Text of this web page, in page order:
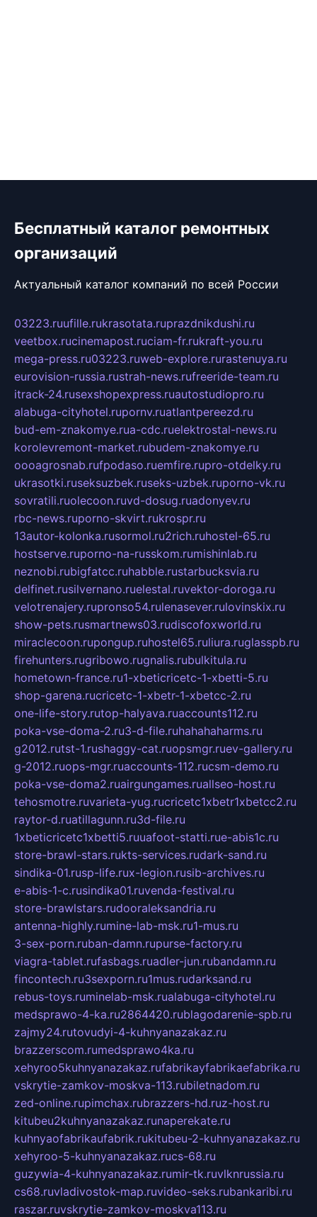
Бесплатный каталог ремонтных
организаций
Актуальный каталог компаний по всей России
03223.ruufille.rukrasotata.ruprazdnikdushi.ru
veetbox.rucinemapost.ruciam-fr.rukraft-you.ru
mega-press.ru03223.ruweb-explore.rurastenuya.ru
eurovision-russia.rustrah-news.rufreeride-team.ru
itrack-24.rusexshopexpress.ruautostudiopro.ru
alabuga-cityhotel.rupornv.ruatlantpereezd.ru
bud-em-znakomye.rua-cdc.ruelektrostal-news.ru
korolevremont-market.rubudem-znakomye.ru
oooagrosnab.rufpodaso.ruemfire.rupro-otdelky.ru
ukrasotki.ruseksuzbek.ruseks-uzbek.ruporno-vk.ru
sovratili.ruolecoon.ruvd-dosug.ruadonyev.ru
rbc-news.ruporno-skvirt.rukrospr.ru
13autor-kolonka.rusormol.ru2rich.ruhostel-65.ru
hostserve.ruporno-na-russkom.rumishinlab.ru
neznobi.rubigfatcc.ruhabble.rustarbucksvia.ru
delfinet.rusilvernano.ruelestal.ruvektor-doroga.ru
velotrenajery.rupronso54.rulenasever.rulovinskix.ru
show-pets.rusmartnews03.rudiscofoxworld.ru
miraclecoon.rupongup.ruhostel65.ruliura.ruglasspb.ru
firehunters.rugribowo.rugnalis.rubulkitula.ru
hometown-france.ru1-xbeticricetc-1-xbetti-5.ru
shop-garena.rucricetc-1-xbetr-1-xbetcc-2.ru
one-life-story.rutop-halyava.ruaccounts112.ru
poka-vse-doma-2.ru3-d-file.ruhahahaharms.ru
g2012.rutst-1.rushaggy-cat.ruopsmgr.ruev-gallery.ru
g-2012.ruops-mgr.ruaccounts-112.rucsm-demo.ru
poka-vse-doma2.ruairgungames.ruallseo-host.ru
tehosmotre.ruvarieta-yug.rucricetc1xbetr1xbetcc2.ru
raytor-d.ruatillagunn.ru3d-file.ru
1xbeticricetc1xbetti5.ruuafoot-statti.rue-abis1c.ru
store-brawl-stars.rukts-services.rudark-sand.ru
sindika-01.rusp-life.rux-legion.rusib-archives.ru
e-abis-1-c.rusindika01.ruvenda-festival.ru
store-brawlstars.rudooraleksandria.ru
antenna-highly.rumine-lab-msk.ru1-mus.ru
3-sex-porn.ruban-damn.rupurse-factory.ru
viagra-tablet.rufasbags.ruadler-jun.rubandamn.ru
fincontech.ru3sexporn.ru1mus.rudarksand.ru
rebus-toys.ruminelab-msk.rualabuga-cityhotel.ru
medsprawo-4-ka.ru2864420.rublagodarenie-spb.ru
zajmy24.rutovudyi-4-kuhnyanazakaz.ru
brazzerscom.rumedsprawo4ka.ru
xehyroo5kuhnyanazakaz.rufabrikayfabrikaefabrika.ru
vskrytie-zamkov-moskva-113.rubiletnadom.ru
zed-online.rupimchax.rubrazzers-hd.ruz-host.ru
kitubeu2kuhnyanazakaz.runaperekate.ru
kuhnyaofabrikaufabrik.rukitubeu-2-kuhnyanazakaz.ru
xehyroo-5-kuhnyanazakaz.rucs-68.ru
guzywia-4-kuhnyanazakaz.rumir-tk.ruvlknrussia.ru
cs68.ruvladivostok-map.ruvideo-seks.rubankaribi.ru
raszar.ruvskrytie-zamkov-moskva113.ru